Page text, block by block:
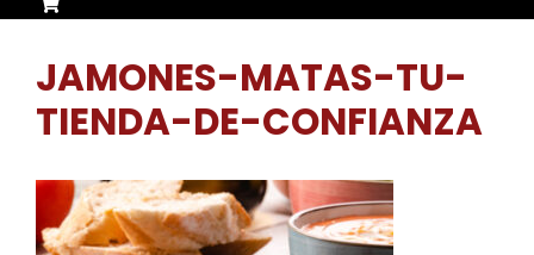
JAMONES-MATAS-TU-
TIENDA-DE-CONFIANZA